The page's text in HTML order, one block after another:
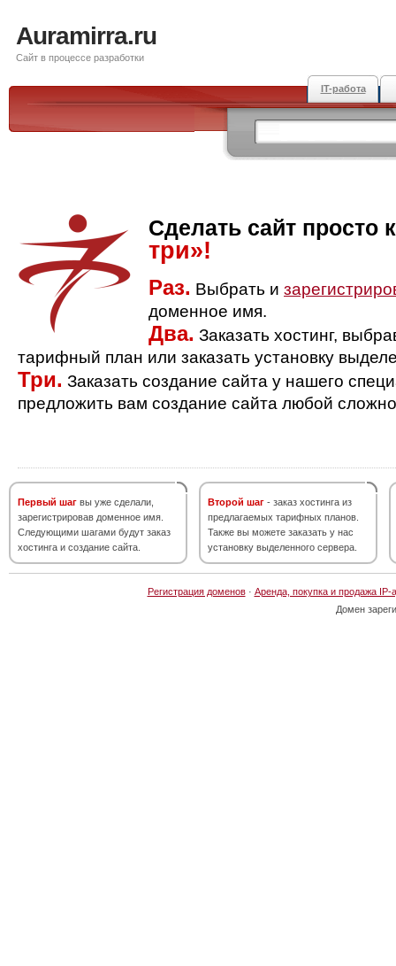
Auramirra.ru
Сайт в процессе разработки
IT-работа
Сделать сайт просто
три»!
Раз. Выбрать и
доменное имя.
Два. Заказать хостинг,
тарифный план или заказать установку
Три. Заказать создание сайта у нашего
предложить вам создание сайта любой
Первый шаг вы уже сделали,
зарегистрировав доменное имя.
Следующими шагами будут заказ
хостинга и создание сайта.
Второй шаг - заказ хостинга из
предлагаемых тарифных планов.
Также вы можете заказать у нас
установку выделенного сервера.
Регистрация доменов· Аренда, покупка и продажа IP-
Домен